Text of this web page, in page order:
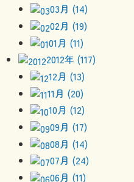
03月 (14)
02月 (19)
01月 (11)
2012年 (117)
12月 (13)
11月 (20)
10月 (12)
09月 (17)
08月 (14)
07月 (24)
06月 (11)